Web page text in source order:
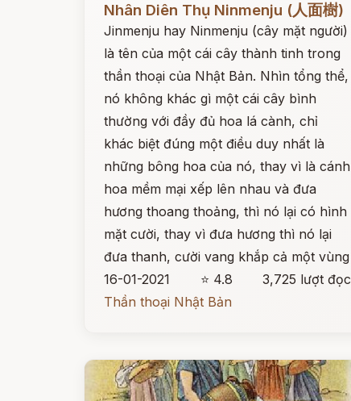
Nhân Diên Thụ Ninmenju (人面樹)
Jinmenju hay Ninmenju (cây mặt người)
là tên của một cái cây thành tinh trong
thần thoại của Nhật Bản. Nhìn tổng thể,
nó không khác gì một cái cây bình
thường với đầy đủ hoa lá cành, chỉ
khác biệt đúng một điều duy nhất là
những bông hoa của nó, thay vì là cánh
hoa mềm mại xếp lên nhau và đưa
hương thoang thoảng, thì nó lại có hình
mặt cười, thay vì đưa hương thì nó lại
đưa thanh, cười vang khắp cả một vùng
16-01-2021
⭐ 4.8
3,725 lượt đọc
Thần thoại Nhật Bản